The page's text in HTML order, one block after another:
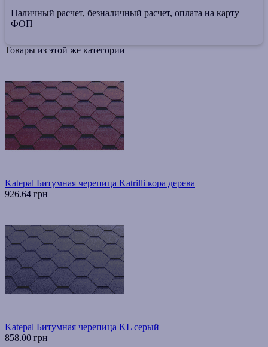
Наличный расчет, безналичный расчет, оплата на карту
ФОП
Товары из этой же категории
Katepal Битумная черепица Katrilli кора дерева
926.64 грн
Katepal Битумная черепица KL серый
858.00 грн